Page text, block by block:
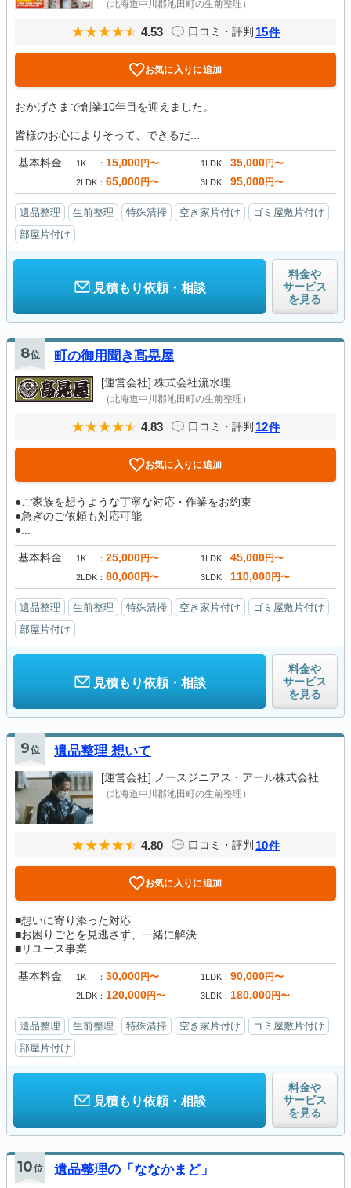
（北海道中川郡池田町の生前整理）
4.53 口コミ・評判 15件
お気に入りに追加
おかげさまで創業10年目を迎えました。
皆様のお心によりそって、できるだ...
基本料金 1K 15,000円〜 1LDK 35,000円〜
2LDK 65,000円〜 3LDK 95,000円〜
遺品整理 生前整理 特殊清掃 空き家片付け
ゴミ屋敷片付け
部屋片付け
見積もり依頼・相談
料金や
サービス
を見る
8位 町の御用聞き髙晃屋
[運営会社] 株式会社流水理
（北海道中川郡池田町の生前整理）
4.83 口コミ・評判 12件
お気に入りに追加
●ご家族を想うような丁寧な対応・作業をお約束
●急ぎのご依頼も対応可能
●...
基本料金 1K 25,000円〜 1LDK 45,000円〜
2LDK 80,000円〜 3LDK 110,000円〜
遺品整理 生前整理 特殊清掃 空き家片付け
ゴミ屋敷片付け
部屋片付け
見積もり依頼・相談
料金や
サービス
を見る
9位 遺品整理 想いて
[運営会社] ノースジニアス・アール株式会社
（北海道中川郡池田町の生前整理）
4.80 口コミ・評判 10件
お気に入りに追加
■想いに寄り添った対応
■お困りごとを見逃さず、一緒に解決
■リユース事業...
基本料金 1K 30,000円〜 1LDK 90,000円〜
2LDK 120,000円〜 3LDK 180,000円〜
遺品整理 生前整理 特殊清掃 空き家片付け
ゴミ屋敷片付け
部屋片付け
見積もり依頼・相談
料金や
サービス
を見る
10位 遺品整理の「ななかまど」